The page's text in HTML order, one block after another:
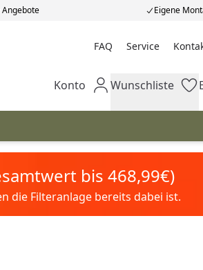
Eigene
FAQ Service
Mein Konto
Konto Wunschliste
Wunschliste
bis 468,99€)
die Filteranlage bereits dabei ist.